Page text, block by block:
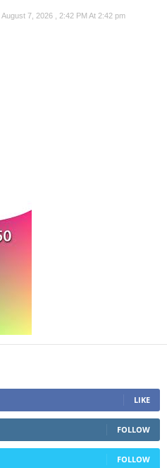
August 7, 2026 , 2:42 PM At 2:42 pm
LIKE
FOLLOW
FOLLOW